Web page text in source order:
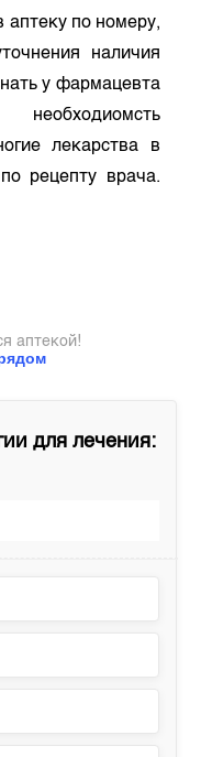
аптеку по номеру,
наличия
у фармацевта
лекарства в
рецепту врача.
аптекой!
для лечения: